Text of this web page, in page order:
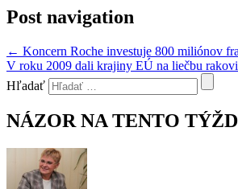
Post navigation
← Koncern Roche investuje 800 miliónov
V roku 2009 dali krajiny EÚ na liečbu
Hľadať
NÁZOR NA TENTO